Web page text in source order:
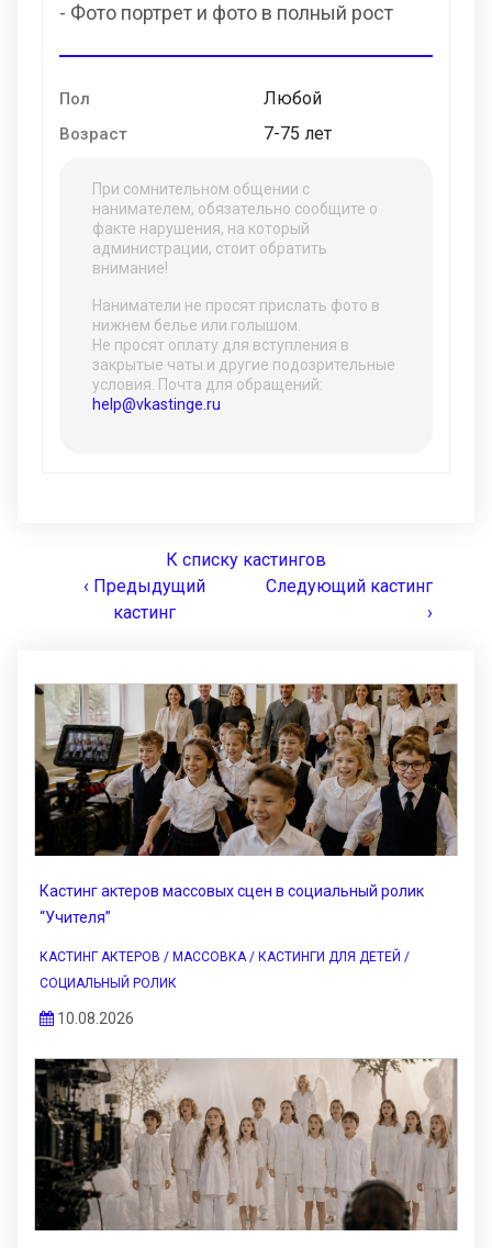
- Фото портрет и фото в полный рост
Пол Любой
Возраст 7-75 лет
При сомнительном общении с
нанимателем, обязательно сообщите о
факте нарушения, на который
администрации, стоит обратить
внимание!
Наниматели не просят прислать фото в
нижнем белье или голышом.
Не просят оплату для вступления в
закрытые чаты и другие подозрительные
условия. Почта для обращений:
help@vkastinge.ru
К списку кастингов
‹ Предыдущий
кастинг
Следующий кастинг
›
Кастинг актеров массовых сцен в социальный ролик
“Учителя”
КАСТИНГ АКТЕРОВ / МАССОВКА / КАСТИНГИ ДЛЯ ДЕТЕЙ /
СОЦИАЛЬНЫЙ РОЛИК
10.08.2026